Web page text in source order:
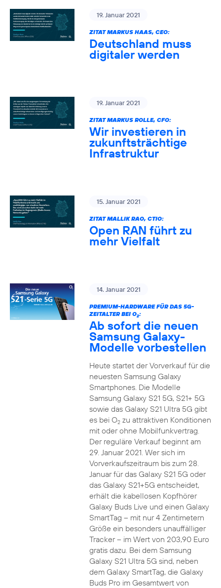
19. Januar 2021
ZITAT MARKUS HAAS, CEO:
Deutschland muss
digitaler werden
19. Januar 2021
ZITAT MARKUS ROLLE, CFO:
Wir investieren in
zukunftsträchtige
Infrastruktur
15. Januar 2021
ZITAT MALLIK RAO, CTIO:
Open RAN führt zu
mehr Vielfalt
14. Januar 2021
PREMIUM-HARDWARE FÜR DAS 5G-
ZEITALTER BEI O2:
Ab sofort die neuen
Samsung Galaxy-
Modelle vorbestellen
Heute startet der Vorverkauf für die
neuesten Samsung Galaxy
Smartphones. Die Modelle
Samsung Galaxy S21 5G, S21+ 5G
sowie das Galaxy S21 Ultra 5G gibt
es bei O2zu attraktiven Konditionen
mit oder ohne Mobilfunkvertrag.
Der reguläre Verkauf beginnt am
29. Januar 2021. Wer sich im
Vorverkaufszeitraum bis zum 28.
Januar für das Galaxy S21 5G oder
das Galaxy S21+5G entscheidet,
erhält die kabellosen Kopfhörer
Galaxy Buds Live und einen Galaxy
SmartTag – mit nur 4 Zentimetern
Größe ein besonders unauffälliger
Tracker – im Wert von 203,90 Euro
gratis dazu. Bei dem Samsung
Galaxy S21 Ultra 5G sind, neben
dem Galaxy SmartTag, die Galaxy
Buds Pro im Gesamtwert von